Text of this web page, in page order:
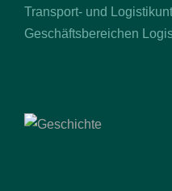
Transport- und
Geschäftsbereichen